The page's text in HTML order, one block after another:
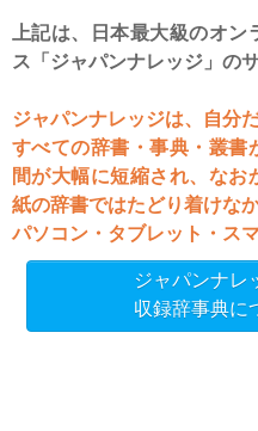
上記は、日本最大級のオ
ス「ジャパンナレッジ」の
ジャパンナレッジは、自分
すべての辞書・事典・叢書
間が大幅に短縮され、なお
紙の辞書ではたどり着けな
パソコン・タブレット・ス
ジャパンナレ
収録辞事典に